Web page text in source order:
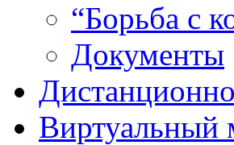
“Борьба с
Документы
Виртуальный